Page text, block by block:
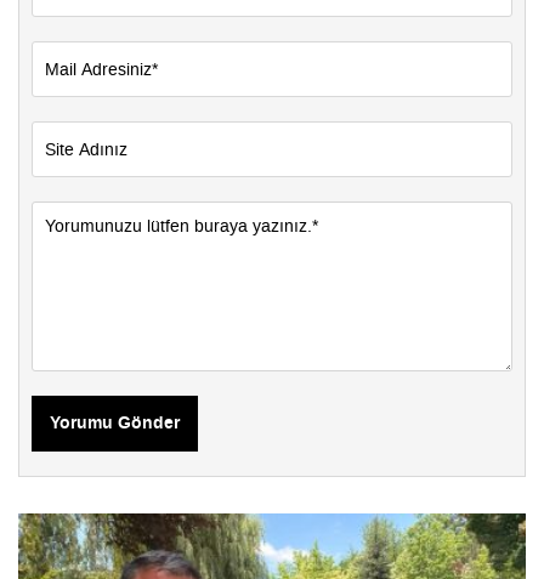
Yorumu Gönder